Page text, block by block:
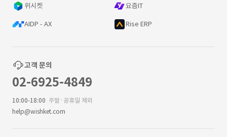
위시켓 요즘IT
AIDP - AX Rise ERP
고객 문의
02-6925-4849
10:00-18:00 주말·공휴일 제외
help@wishket.com